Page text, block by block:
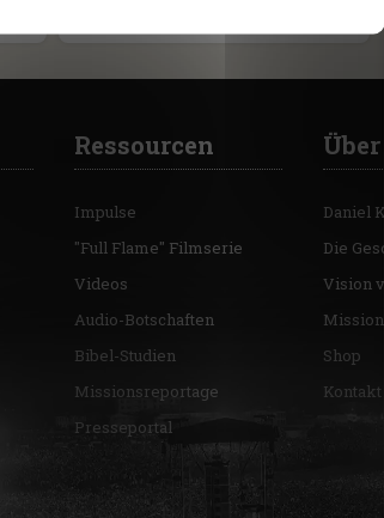
Ressourcen
Impulse
"Full Flame" Filmserie
Videos
Audio-Botschaften
Bibel-Studien
Missionsreportage
Presseportal
Daniel
Die
Vision
Shop
Kontakt